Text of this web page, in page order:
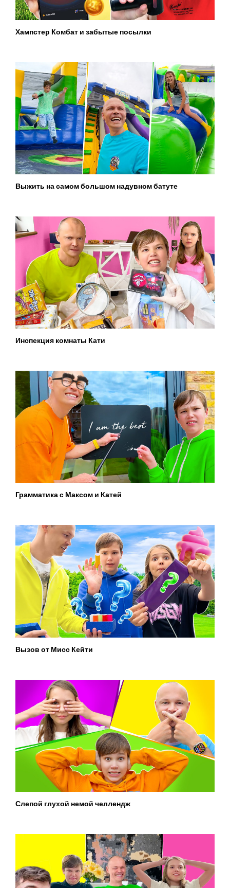
Хампстер Комбат и забытые посылки
Выжить на самом большом надувном батуте
Инспекция комнаты Кати
Грамматика с Максом и Катей
Вызов от Мисс Кейти
Слепой глухой немой челлендж